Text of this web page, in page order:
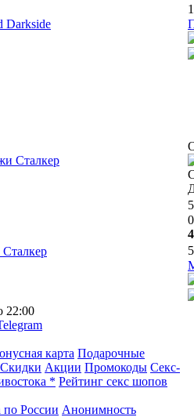
Darkside
22:00
карта Подарочные
Скидки Акции Промокоды Секс-
* Рейтинг секс шопов
по России Анонимность